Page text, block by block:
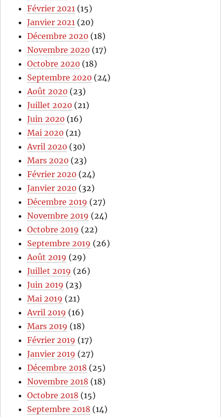
Février 2021 (15)
Janvier 2021 (20)
Décembre 2020 (18)
Novembre 2020 (17)
Octobre 2020 (18)
Septembre 2020 (24)
Août 2020 (23)
Juillet 2020 (21)
Juin 2020 (16)
Mai 2020 (21)
Avril 2020 (30)
Mars 2020 (23)
Février 2020 (24)
Janvier 2020 (32)
Décembre 2019 (27)
Novembre 2019 (24)
Octobre 2019 (22)
Septembre 2019 (26)
Août 2019 (29)
Juillet 2019 (26)
Juin 2019 (23)
Mai 2019 (21)
Avril 2019 (16)
Mars 2019 (18)
Février 2019 (17)
Janvier 2019 (27)
Décembre 2018 (25)
Novembre 2018 (18)
Octobre 2018 (15)
Septembre 2018 (14)